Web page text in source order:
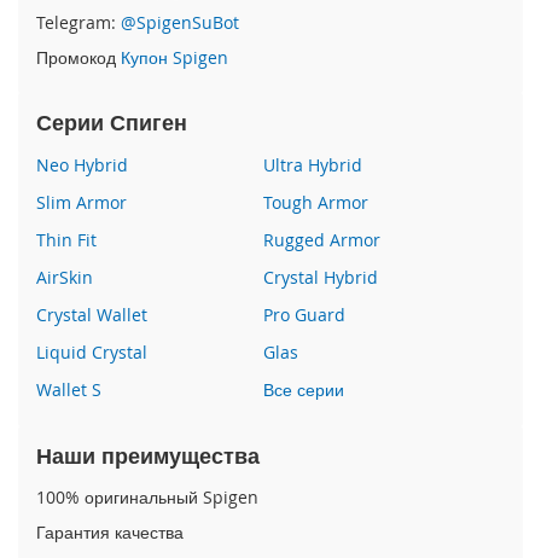
i
P
h
e
7
P
h
o
n
1
6
P
o
a
Telegram: @SpigenSuBot
Промокод Купон Spigen
Серии Спиген
Neo Hybrid
Ultra Hybrid
Slim Armor
Tough Armor
Thin Fit
Rugged Armor
AirSkin
Crystal Hybrid
Crystal Wallet
Pro Guard
Liquid Crystal
Glas
Wallet S
Все серии
Наши преимущества
100% оригинальный Spigen
Гарантия качества